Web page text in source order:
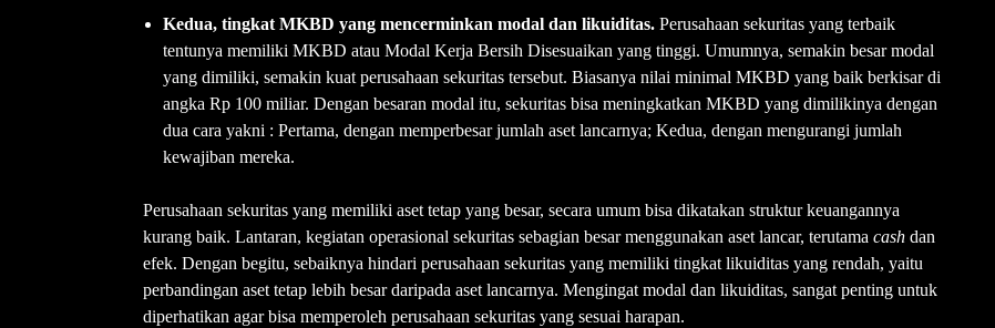
Kedua, tingkat MKBD yang mencerminkan modal dan likuiditas. Perusahaan sekuritas yang terbaik
tentunya memiliki MKBD atau Modal Kerja Bersih Disesuaikan yang tinggi. Umumnya, semakin besar modal
yang dimiliki, semakin kuat perusahaan sekuritas tersebut. Biasanya nilai minimal MKBD yang baik berkisar di
angka Rp 100 miliar. Dengan besaran modal itu, sekuritas bisa meningkatkan MKBD yang dimilikinya dengan
dua cara yakni : Pertama, dengan memperbesar jumlah aset lancarnya; Kedua, dengan mengurangi jumlah
kewajiban mereka.
Perusahaan sekuritas yang memiliki aset tetap yang besar, secara umum bisa dikatakan struktur keuangannya
kurang baik. Lantaran, kegiatan operasional sekuritas sebagian besar menggunakan aset lancar, terutama cash dan
efek. Dengan begitu, sebaiknya hindari perusahaan sekuritas yang memiliki tingkat likuiditas yang rendah, yaitu
perbandingan aset tetap lebih besar daripada aset lancarnya. Mengingat modal dan likuiditas, sangat penting untuk
diperhatikan agar bisa memperoleh perusahaan sekuritas yang sesuai harapan.